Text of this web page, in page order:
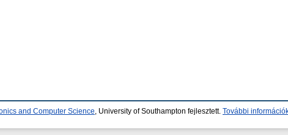
and Computer Science , University of Southampton fejlesztett. További